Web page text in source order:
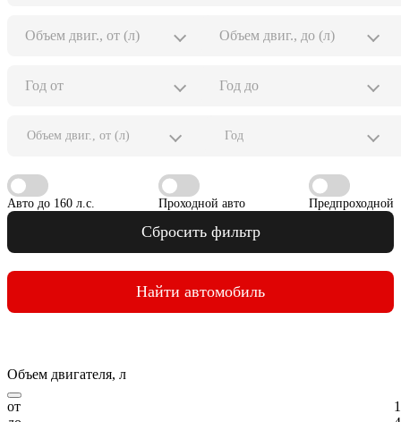
Объем двиг., от (л) Год
Авто до 160 л.с. Проходной авто Предпроходной
Сбросить фильтр
Найти автомобиль
Объем двигателя, л
от